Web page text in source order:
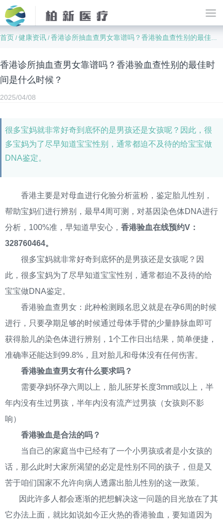
首页 /健康资讯 /香港诊所抽血查男女靠谱吗？香港验血查性别的最佳时间是什么时候？
香港诊所抽血查男女靠谱吗？香港验血查性别的最佳时
间是什么时候？
2025/04/08
很多宝妈就非常好奇到底怀的是男孩还是女孩呢？因此，很
多宝妈为了尽早知道宝宝性别，通常都迫不及待的给宝宝做
DNA鉴定。
香港主要是对母血进行化验分析蓝粉，鉴定胎儿性别，
帮助宝妈们进行辨别，最早4周可测，对基因染色体DNA进行
分析，100%准，早知道早安心， 香港验血在线预约V：
328760464。
很多宝妈就非常好奇到底怀的是男孩还是女孩呢？因
此，很多宝妈为了尽早知道宝宝性别，通常都迫不及待的给
宝宝做DNA鉴定。
香港验血查男女：此种检测顾名思义就是在孕6周的时候
进行，只要孕期足够的时候通过母体手臂的少量静脉血即可
获得胎儿的染色体进行辨别，1个工作日出结果，简单便捷，
准确率还能达到99.8%，且对胎儿和母体没有任何伤害。
香港验血查男女有什么要求吗？
需要孕妈怀孕六周以上，胎儿胚芽长度3mm或以上，半
年内没有生过男孩，半年内没有流产过男孩（女孩则不影
响）
香港验血是合法的吗？
当自己的家庭当中已经有了一个小男孩或者是小女孩的
话，那么此时大家所渴望的必定是性别不同的孩子，但是又
苦于咱们国家不允许向病人透露出胎儿性别的这一政策。
因此许多人都会逐渐的把想解决这一问题的目光放在了其
它办法上面，就比如说如今正火热的香港验血，要知道因为